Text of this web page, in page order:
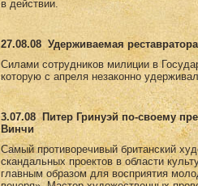
в действии.
27.08.08 Удерживаемая
Силами сотрудников милиции в
которую с апреля незаконно
3.07.08
Питер Гринуэй по-своему
Винчи
Самый противоречивый британский
скандальных проектов в области
главным образом для восприятия